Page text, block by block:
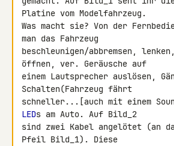
Platine vom Modelfahrzeug.
Was macht sie? Von der
man das Fahrzeug
beschleunigen/abbremsen,
öffnen, ver. Geräusche auf
einem Lautsprecher auslösen,
Schalten(Fahrzeug fährt
LEDs am Auto. Auf Bild_2
sind zwei Kabel angelötet (an
Pfeil Bild_1). Diese